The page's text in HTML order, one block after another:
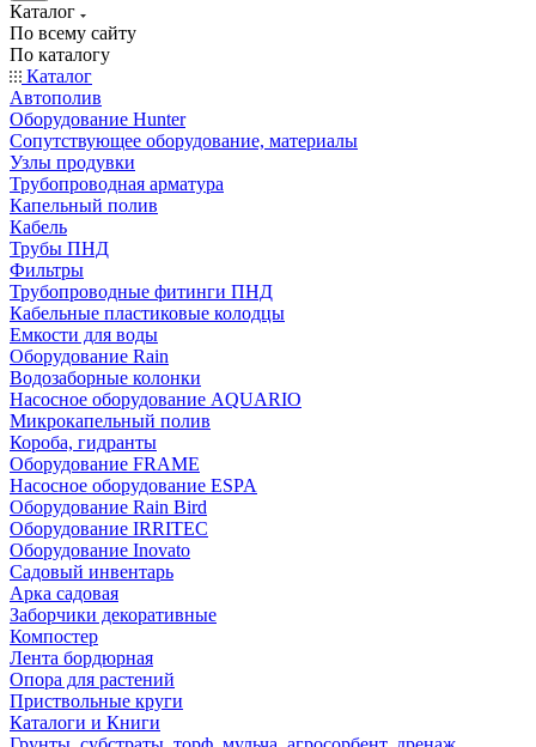
Каталог
По всему сайту
По каталогу
Каталог
Автополив
Оборудование Hunter
Сопутствующее оборудование, материалы
Узлы продувки
Трубопроводная арматура
Капельный полив
Кабель
Трубы ПНД
Фильтры
Трубопроводные фитинги ПНД
Кабельные пластиковые колодцы
Емкости для воды
Оборудование Rain
Водозаборные колонки
Насосное оборудование AQUARIO
Микрокапельный полив
Короба, гидранты
Оборудование FRAME
Насосное оборудование ESPA
Оборудование Rain Bird
Оборудование IRRITEC
Оборудование Inovato
Садовый инвентарь
Арка садовая
Заборчики декоративные
Компостер
Лента бордюрная
Опора для растений
Приствольные круги
Каталоги и Книги